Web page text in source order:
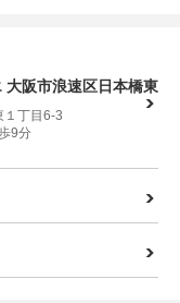
大阪市浪速区日本橋東
１丁目6-3
9分